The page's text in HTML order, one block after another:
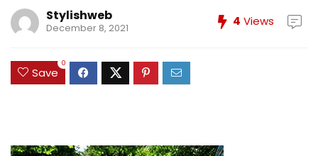
Stylishweb
December 8, 2021 4 Views
Save
0